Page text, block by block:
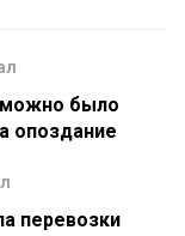
можно было
опоздание
перевозки